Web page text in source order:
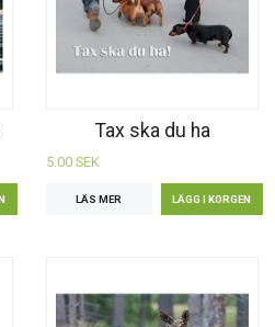
Tax ska du ha
5.00 SEK
LÄS MER